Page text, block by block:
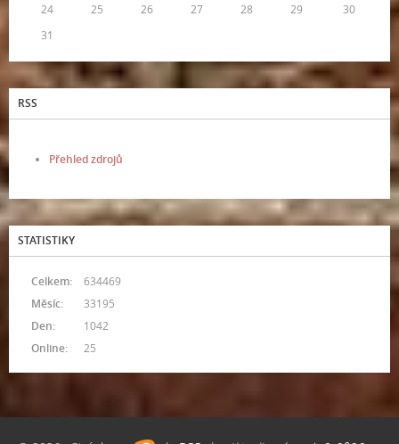
24
25 26 27 28 29
30
31
RSS
Přehled zdrojů
STATISTIKY
Online: 25
Celkem:
634469
Měsíc:
33195
Den:
1042